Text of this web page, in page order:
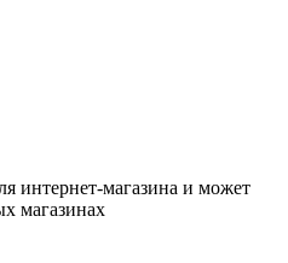
интернет-магазина и может
магазинах